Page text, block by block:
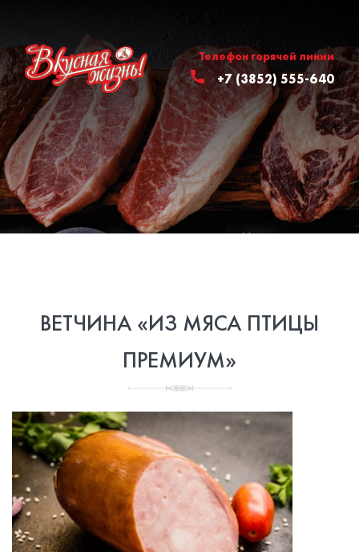
Телефон горячей линии
+7 (3852) 555-640
ВЕТЧИНА «ИЗ МЯСА ПТИЦЫ
ПРЕМИУМ»